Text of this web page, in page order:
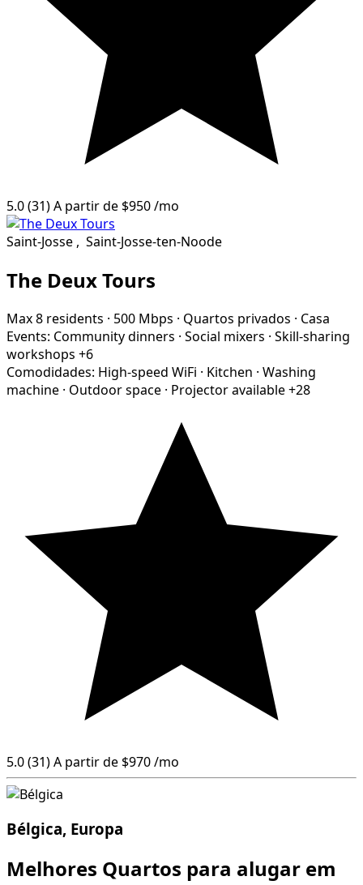
5.0(31)A partir de $950/mo
Saint-Josse , Saint-Josse-ten-Noode
The Deux Tours
Max 8 residents · 500 Mbps · Quartos privados · Casa
Events: Community dinners · Social mixers · Skill-sharing
workshops +6
Comodidades: High-speed WiFi · Kitchen · Washing
machine · Outdoor space · Projector available+28
5.0(31)A partir de $970/mo
Bélgica, Europa
Melhores Quartos para alugar em